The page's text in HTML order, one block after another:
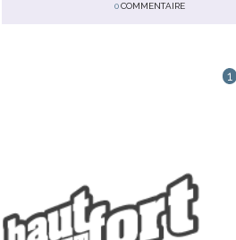
0 COMMENTAIRE
1